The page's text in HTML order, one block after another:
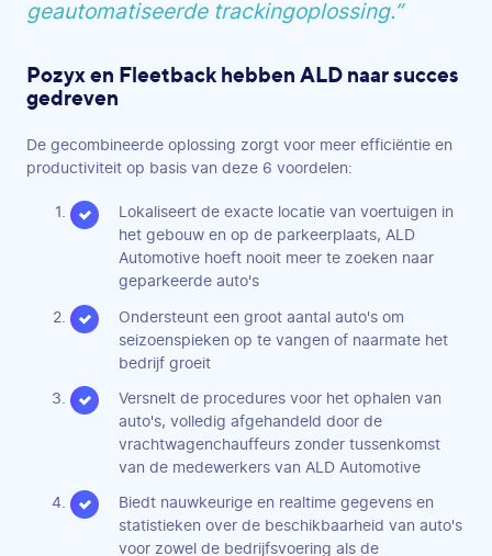
geautomatiseerde trackingoplossing.”
Pozyx en Fleetback hebben ALD naar succes
gedreven
De gecombineerde oplossing zorgt voor meer efficiëntie en
productiviteit op basis van deze 6 voordelen:
Lokaliseert de exacte locatie van voertuigen in
het gebouw en op de parkeerplaats, ALD
Automotive hoeft nooit meer te zoeken naar
geparkeerde auto's
Ondersteunt een groot aantal auto's om
seizoenspieken op te vangen of naarmate het
bedrijf groeit
Versnelt de procedures voor het ophalen van
auto's, volledig afgehandeld door de
vrachtwagenchauffeurs zonder tussenkomst
van de medewerkers van ALD Automotive
Biedt nauwkeurige en realtime gegevens en
statistieken over de beschikbaarheid van auto's
voor zowel de bedrijfsvoering als de